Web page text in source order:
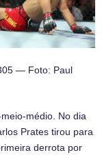
— Foto: Paul
médio. No dia
Prates tirou para
derrota por